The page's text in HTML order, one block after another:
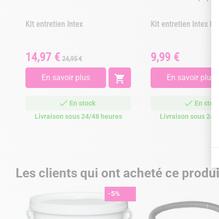
Kit entretien Intex
Prix
14,97 € Prix
de
base
24,95 €
En savoir plus 
En stock
Livraison sous 24/48 heures
Kit entretien Intex
Prix
9,99 €
En savoir plus
En stock
Livraison sous 24/
Les clients qui ont acheté ce
-5%